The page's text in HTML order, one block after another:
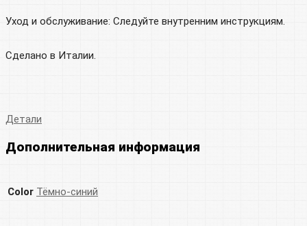
Уход и обслуживание: Следуйте внутренним инструкциям.
Сделано в Италии.
Детали
Дополнительная информация
Color Тёмно-синий